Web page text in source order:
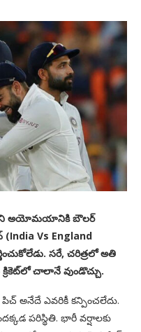
అయోమయానికి బౌలర్
Vs England
సరే, చరిత్రలో అతి
క్రికెట్‌లో చాలానే వుండొచ్చు.
అనేదే ఎవరికీ కన్పించలేదు.
పరిస్థితి. భారీ వర్షాలకు